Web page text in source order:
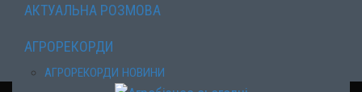
АКТУАЛЬНА РОЗМОВА
АГРОРЕКОРДИ
АГРОРЕКОРДИ НОВИНИ